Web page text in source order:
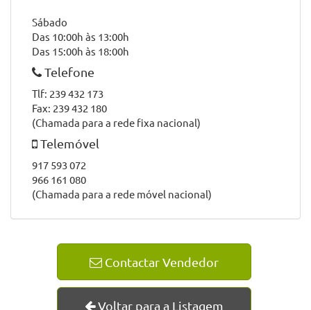
Sábado
Das 10:00h às 13:00h
Das 15:00h às 18:00h
Telefone
Tlf: 239 432 173
Fax: 239 432 180
(Chamada para a rede fixa nacional)
Telemóvel
917 593 072
966 161 080
(Chamada para a rede móvel nacional)
Contactar Vendedor
Voltar para a Listagem